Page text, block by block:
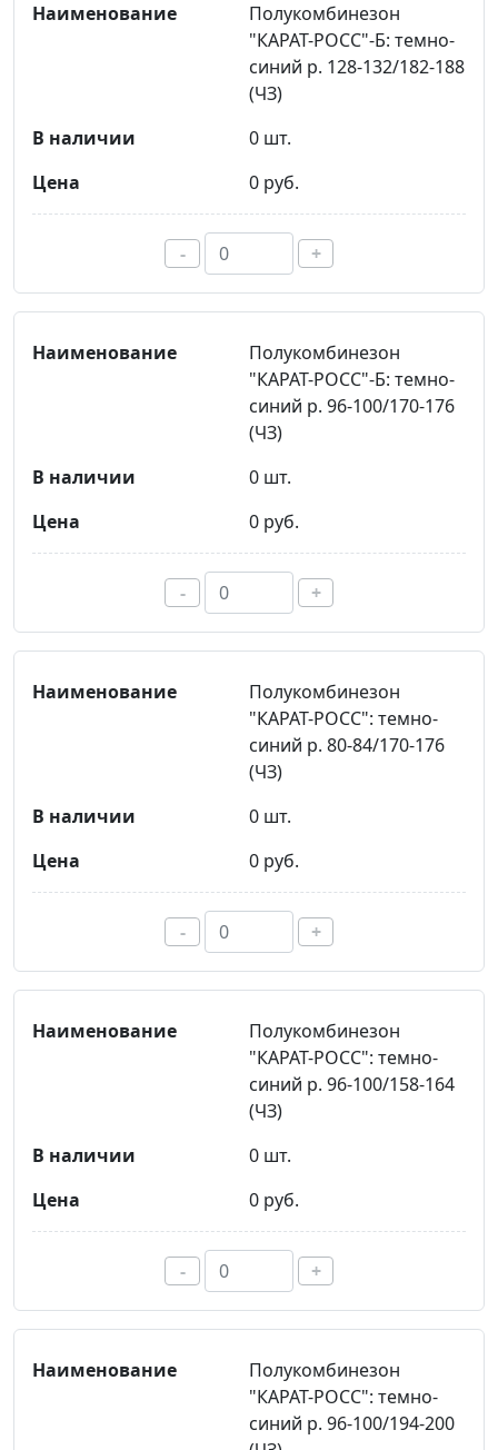
Полукомбинезон
"КАРАТ-РОСС"-Б: темно-
синий р. 128-132/182-188
(ЧЗ)
0 шт.
0 руб.
- +
Полукомбинезон
"КАРАТ-РОСС"-Б: темно-
синий р. 96-100/170-176
(ЧЗ)
0 шт.
0 руб.
- +
Полукомбинезон
"КАРАТ-РОСС": темно-
синий р. 80-84/170-176
(ЧЗ)
0 шт.
0 руб.
- +
Полукомбинезон
"КАРАТ-РОСС": темно-
синий р. 96-100/158-164
(ЧЗ)
0 шт.
0 руб.
- +
Полукомбинезон
"КАРАТ-РОСС": темно-
синий р. 96-100/194-200